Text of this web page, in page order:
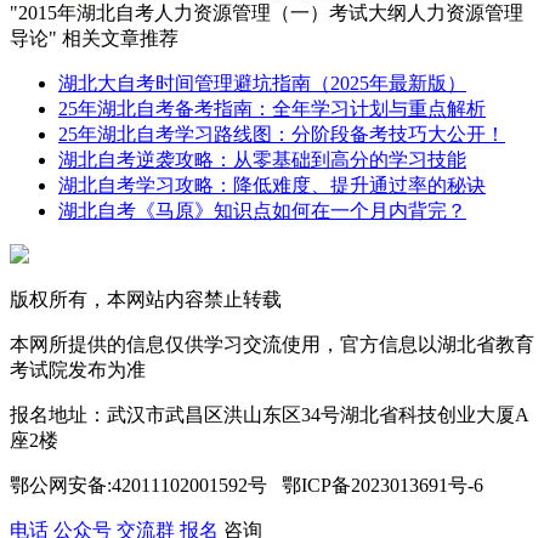
"2015年湖北自考人力资源管理（一）考试大纲人力资源管理
导论" 相关文章推荐
湖北大自考时间管理避坑指南（2025年最新版）
25年湖北自考备考指南：全年学习计划与重点解析
25年湖北自考学习路线图：分阶段备考技巧大公开！
湖北自考逆袭攻略：从零基础到高分的学习技能
湖北自考学习攻略：降低难度、提升通过率的秘诀
湖北自考《马原》知识点如何在一个月内背完？
版权所有，本网站内容禁止转载
本网所提供的信息仅供学习交流使用，官方信息以湖北省教育
考试院发布为准
报名地址：武汉市武昌区洪山东区34号湖北省科技创业大厦A
座2楼
鄂公网安备:42011102001592号 鄂ICP备2023013691号-6
电话 公众号 交流群 报名 咨询